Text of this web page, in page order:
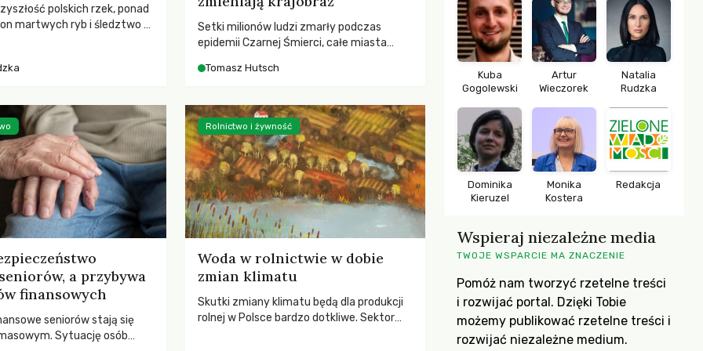
polskich rzek, ponad
martwych ryb i śledztwo z
by prace modernizacyjne
śmierci rzeki.
Setki milionów ludzi zmarły podczas
epidemii Czarnej Śmierci, całe miasta
pierwsze liście nowych dębów rozwijały
podnosiła się po jednej z największych
katastrof w swoich dziejach.
Tomasz Hutsch
a przybywa
finansowych
seniorów stają się
Sytuację osób
Woda w rolnictwie w dobie
zmian klimatu
Skutki zmiany klimatu będą dla produkcji
rolnej w Polsce bardzo dotkliwe. Sektor
Rolnictwo i żywność
Kuba
Gogolewski
Artur
Wieczorek
Natalia
Rudzka
Dominika
Kieruzel
Monika
Kostera
Redakcja
Wspieraj niezależne media
TWOJE WSPARCIE MA ZNACZENIE
Pomóż nam tworzyć rzetelne treści
i rozwijać portal. Dzięki Tobie
możemy publikować rzetelne treści i
rozwijać niezależne medium.